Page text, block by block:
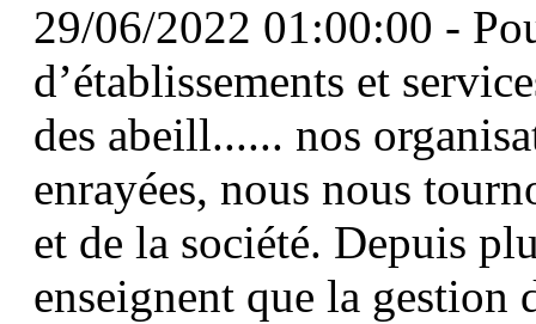
29/06/2022 01:00:00 -
d’établissements et
des abeill...... nos
enrayées, nous nous
et de la société. Depuis
enseignent que la gestion